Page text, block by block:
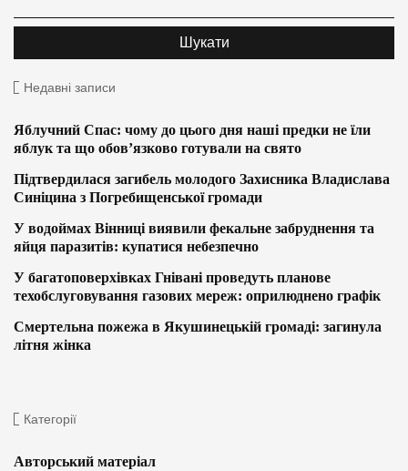
Недавні записи
Яблучний Спас: чому до цього дня наші предки не їли
яблук та що обов’язково готували на свято
Підтвердилася загибель молодого Захисника Владислава
Синіцина з Погребищенської громади
У водоймах Вінниці виявили фекальне забруднення та
яйця паразитів: купатися небезпечно
У багатоповерхівках Гнівані проведуть планове
техобслуговування газових мереж: оприлюднено графік
Смертельна пожежа в Якушинецькій громаді: загинула
літня жінка
Категорії
Авторський матеріал